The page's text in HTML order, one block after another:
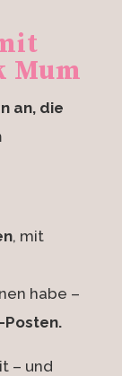
Mum
an, die
, mit
habe –
Posten.
– und